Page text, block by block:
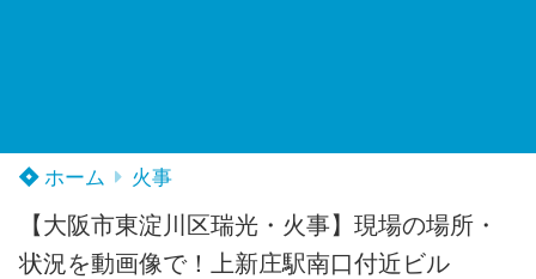
ホーム 火事
【大阪市東淀川区瑞光・火事】現場の場所・
状況を動画像で！上新庄駅南口付近ビル